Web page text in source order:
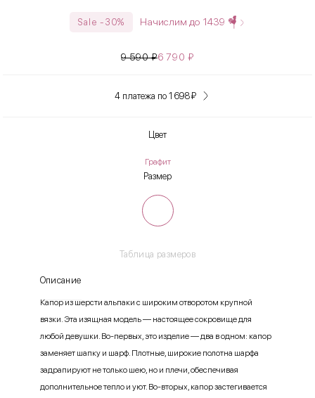
Sale -30% Начислим до 1439
9 590₽6 790₽
4 платежа по 1 698₽
Цвет
Графит
Размер
Таблица размеров
Описание
Капор из шерсти альпаки с широким отворотом крупной
вязки. Эта изящная модель — настоящее сокровище для
любой девушки. Во-первых, это изделие — два в одном: капор
заменяет шапку и шарф. Плотные, широкие полотна шарфа
задрапируют не только шею, но и плечи, обеспечивая
дополнительное тепло и уют. Во-вторых, капор застегивается